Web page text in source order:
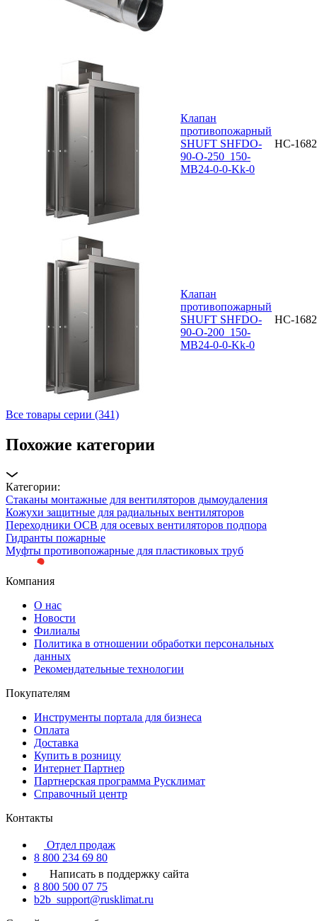
Клапан
противопожарный
SHUFT SHFDO-
90-O-250_150-
MB24-0-0-Kk-0
НС-
Клапан
противопожарный
SHUFT SHFDO-
90-O-200_150-
MB24-0-0-Kk-0
НС-
Все товары серии (341)
Похожие категории
Категории:
Стаканы монтажные для вентиляторов дымоудаления
Кожухи защитные для радиальных вентиляторов
Переходники ОСВ для осевых вентиляторов подпора
Гидранты пожарные
Муфты противопожарные для пластиковых труб
Компания
О нас
Новости
Филиалы
Политика в отношении обработки персональных
данных
Рекомендательные технологии
Покупателям
Инструменты портала для бизнеса
Оплата
Доставка
Купить в розницу
Интернет Партнер
Партнерская программа Русклимат
Справочный центр
Контакты
Отдел продаж
8 800 234 69 80
Написать в поддержку сайта
8 800 500 07 75
b2b_support@rusklimat.ru